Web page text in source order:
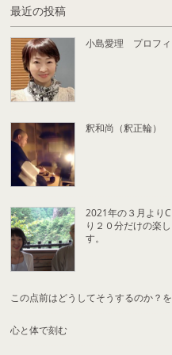
最近の投稿
小島愛理 プロフ
釈和尚（釈正輪）
2021年の３月より
り２０分だけの楽
す。
この点前はどうしてそうするのか？を
心と体で刻む